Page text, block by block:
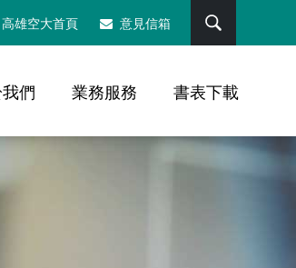
高雄空大首頁 意見信箱
們 業務服務 書表下載